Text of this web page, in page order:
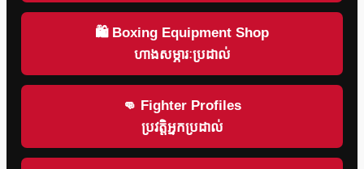
🛍 Boxing Equipment Shop
ហាងសម្ភារៈប្រដាល់
👊 Fighter Profiles
ប្រវត្តិអ្នកប្រដាល់